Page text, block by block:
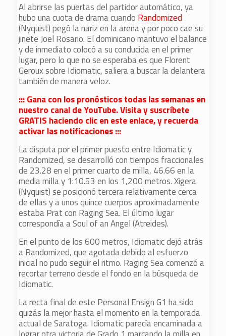
Al abrirse las puertas del partidor automático, ya
hubo una cuota de drama cuando Randomized
(Nyquist) pegó la nariz en la arena y por poco cae su
jinete Joel Rosario. El dominicano mantuvo el balance
y de inmediato colocó a su conducida en el primer
lugar, pero lo que no se esperaba es que Florent
Geroux sobre Idiomatic, saliera a buscar la delantera
también de manera veloz.
::: Gana con los pronósticos todas las semanas en
nuestro canal de YouTube. Visita y suscríbete
GRATIS haciendo clic en este enlace, y recuerda
activar las notificaciones :::
La disputa por el primer puesto entre Idiomatic y
Randomized, se desarrolló con tiempos fraccionales
de 23.28 en el primer cuarto de milla, 46.66 en la
media milla y 1:10.53 en los 1,200 metros. Xigera
(Nyquist) se posicionó tercera relativamente cerca
de ellas y a unos quince cuerpos aproximadamente
estaba Prat con Raging Sea. El último lugar
correspondía a Soul of an Angel (Atreides).
En el punto de los 600 metros, Idiomatic dejó atrás
a Randomized, que agotada debido al esfuerzo
inicial no pudo seguir el ritmo. Raging Sea comenzó a
recortar terreno desde el fondo en la búsqueda de
Idiomatic.
La recta final de este Personal Ensign G1 ha sido
quizás la mejor hasta el momento en la temporada
actual de Saratoga. Idiomatic parecía encaminada a